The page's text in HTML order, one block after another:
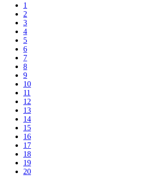
1
2
3
4
5
6
7
8
9
10
11
12
13
14
15
16
17
18
19
20